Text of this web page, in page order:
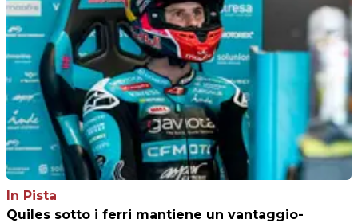
In Pista
Quiles sotto i ferri mantiene un vantaggio-